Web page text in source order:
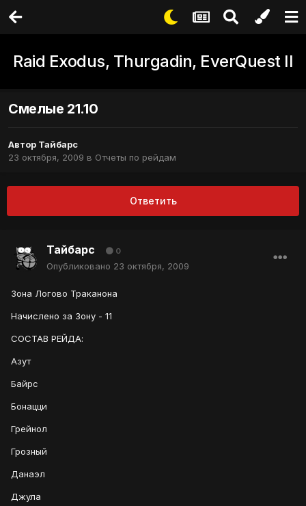
Raid Exodus, Thurgadin, EverQuest II
Смелые 21.10
Автор Тайбарс
23 октября, 2009 в Отчеты по рейдам
Ответить
Тайбарс 0
Опубликовано 23 октября, 2009
Зона Логово Траканона
Начислено за Зону - 11
СОСТАВ РЕЙДА:
Азут
Байрс
Бонацци
Грейнол
Грозный
Данаэл
Джула